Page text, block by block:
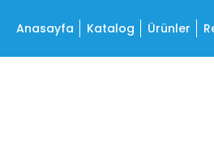
Anasayfa Katalog Ürünler